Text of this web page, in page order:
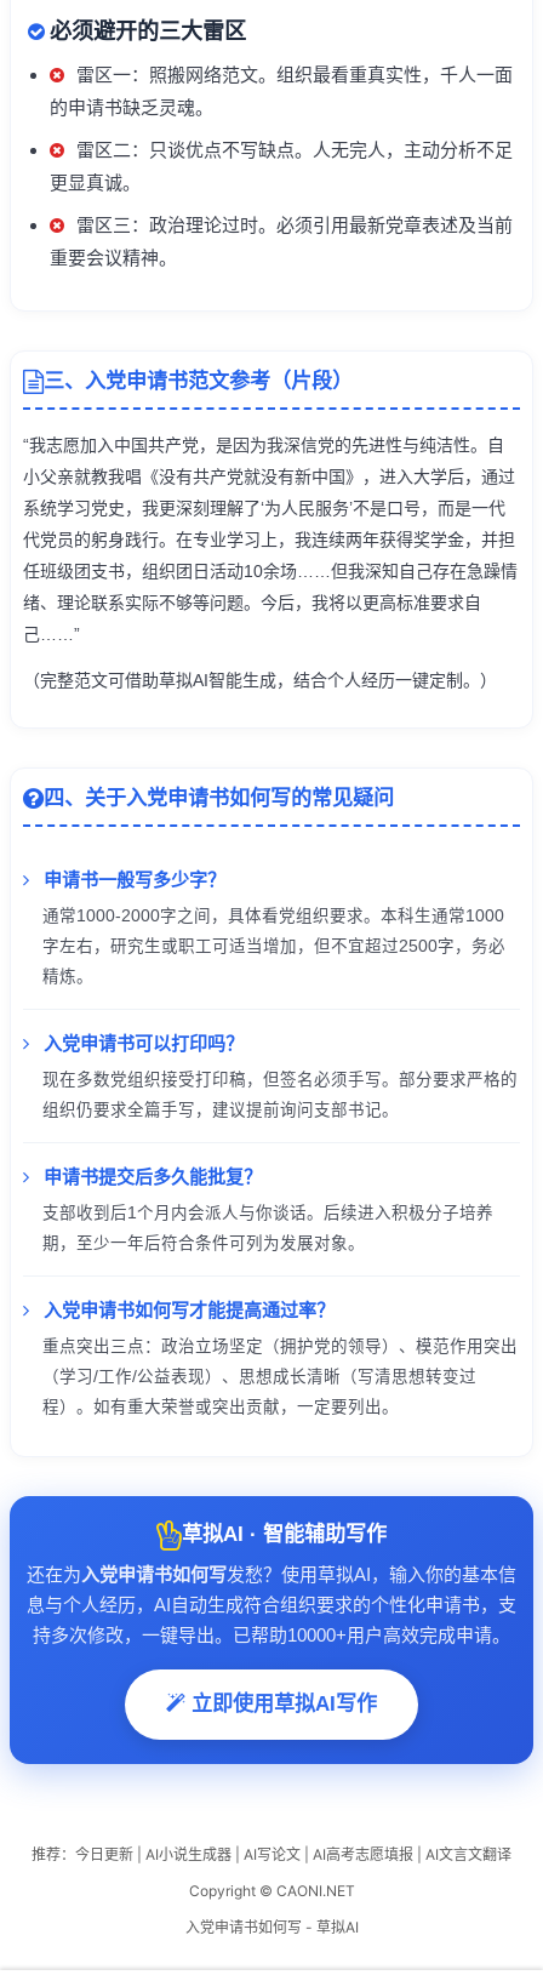
必须避开的三大雷区
雷区一：照搬网络范文。组织最看重真实性，千人一面
的申请书缺乏灵魂。
雷区二：只谈优点不写缺点。人无完人，主动分析不足
更显真诚。
雷区三：政治理论过时。必须引用最新党章表述及当前
重要会议精神。
三、入党申请书范文参考（片段）
“我志愿加入中国共产党，是因为我深信党的先进性与纯洁性。自
小父亲就教我唱《没有共产党就没有新中国》，进入大学后，通过
系统学习党史，我更深刻理解了‘为人民服务’不是口号，而是一代
代党员的躬身践行。在专业学习上，我连续两年获得奖学金，并担
任班级团支书，组织团日活动10余场……但我深知自己存在急躁情
绪、理论联系实际不够等问题。今后，我将以更高标准要求自
己……”
（完整范文可借助草拟AI智能生成，结合个人经历一键定制。）
四、关于入党申请书如何写的常见疑问
申请书一般写多少字？
通常1000-2000字之间，具体看党组织要求。本科生通常1000
字左右，研究生或职工可适当增加，但不宜超过2500字，务必
精炼。
入党申请书可以打印吗？
现在多数党组织接受打印稿，但签名必须手写。部分要求严格的
组织仍要求全篇手写，建议提前询问支部书记。
申请书提交后多久能批复？
支部收到后1个月内会派人与你谈话。后续进入积极分子培养
期，至少一年后符合条件可列为发展对象。
入党申请书如何写才能提高通过率？
重点突出三点：政治立场坚定（拥护党的领导）、模范作用突出
（学习/工作/公益表现）、思想成长清晰（写清思想转变过
程）。如有重大荣誉或突出贡献，一定要列出。
草拟AI · 智能辅助写作
还在为入党申请书如何写发愁？使用草拟AI，输入你的基本信
息与个人经历，AI自动生成符合组织要求的个性化申请书，支
持多次修改，一键导出。已帮助10000+用户高效完成申请。
立即使用草拟AI写作
推荐： 今日更新 AI小说生成器 AI写论文 AI高考志愿填报
AI文言文翻译
Copyright © CAONI.NET
入党申请书如何写 - 草拟AI